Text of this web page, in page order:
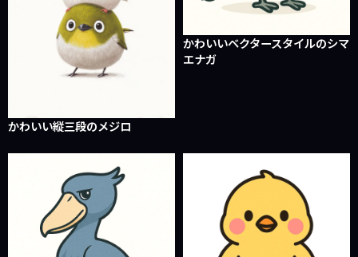
かわいい縦三段のメジロ
かわいいベクタースタイルのシマ
エナガ